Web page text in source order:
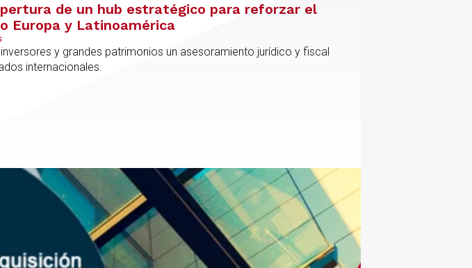
de un hub estratégico para reforzar el
Europa y Latinoamérica
y grandes patrimonios un asesoramiento jurídico y fiscal
internacionales.